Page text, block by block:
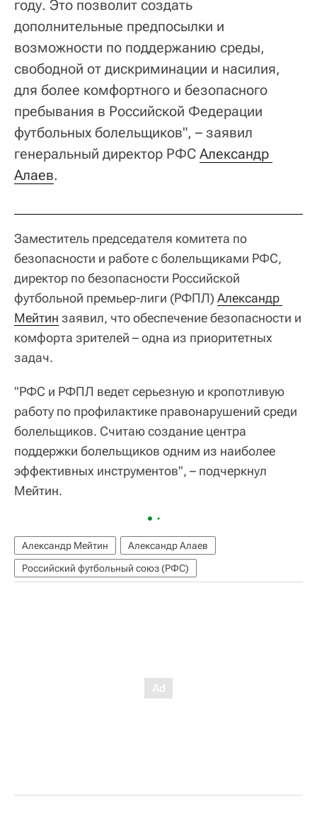
году. Это позволит создать
дополнительные предпосылки и
возможности по поддержанию среды,
свободной от дискриминации и насилия,
для более комфортного и безопасного
пребывания в Российской Федерации
футбольных болельщиков", – заявил
генеральный директор РФС Александр
Алаев.
Заместитель председателя комитета по
безопасности и работе с болельщиками РФС,
директор по безопасности Российской
футбольной премьер-лиги (РФПЛ) Александр
Мейтин заявил, что обеспечение безопасности и
комфорта зрителей – одна из приоритетных
задач.
"РФС и РФПЛ ведет серьезную и кропотливую
работу по профилактике правонарушений среди
болельщиков. Считаю создание центра
поддержки болельщиков одним из наиболее
эффективных инструментов", – подчеркнул
Мейтин.
Александр Мейтин
Александр Алаев
Российский футбольный союз (РФС)